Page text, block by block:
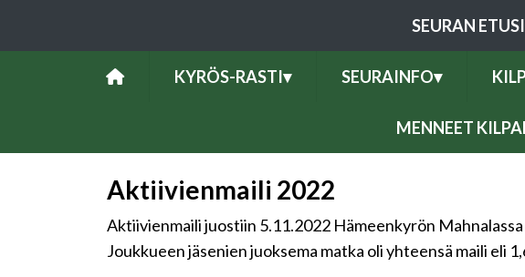
SEURAN
KYRÖS-RASTI▾ SEURAINFO▾
MENNEET
Aktiivienmaili 2022
Aktiivienmaili juostiin 5.11.2022 Hämeenkyrön
Joukkueen jäsenien juoksema matka oli yhteensä maili eli